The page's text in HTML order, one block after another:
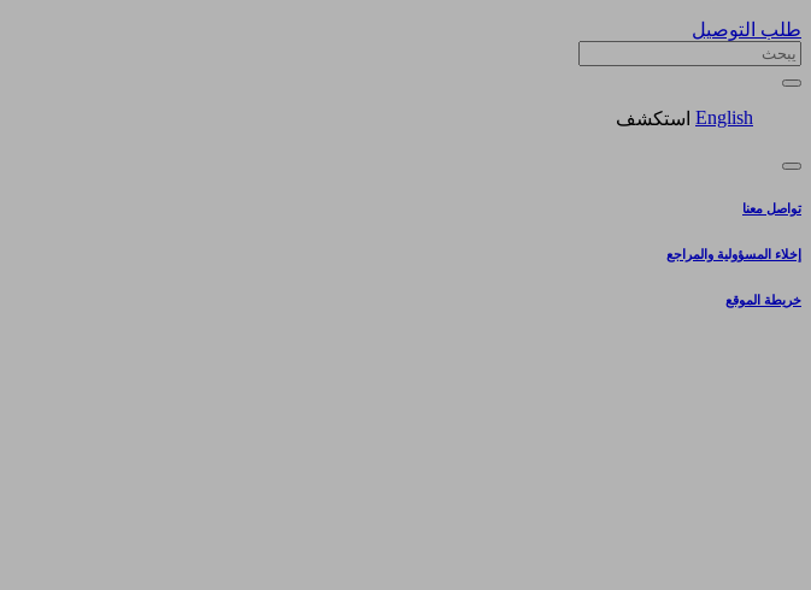
طلب التوصيل
English استكشف
تواصل معنا
إخلاء المسؤولية والمراجع
خريطة الموقع